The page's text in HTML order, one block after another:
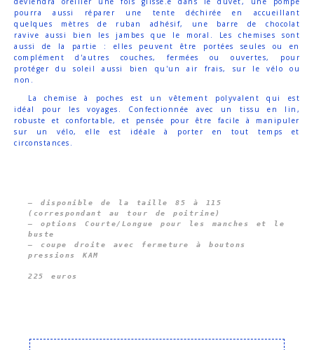
pourra aussi réparer une tente déchirée en accueillant
quelques mètres de ruban adhésif, une barre de chocolat
ravive aussi bien les jambes que le moral. Les chemises sont
aussi de la partie : elles peuvent être portées seules ou en
complément d'autres couches, fermées ou ouvertes, pour
protéger du soleil aussi bien qu'un air frais, sur le vélo ou
non.
La chemise à poches est un vêtement polyvalent qui est
idéal pour les voyages. Confectionnée avec un tissu en lin,
robuste et confortable, et pensée pour être facile à manipuler
sur un vélo, elle est idéale à porter en tout temps et
circonstances.
— disponible de la taille 85 à 115
(correspondant au tour de poitrine)
— options Courte/Longue pour les manches et le
buste
— coupe droite avec fermeture à boutons
225 euros